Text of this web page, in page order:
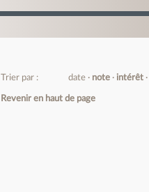
Trier par : date note intérêt
Revenir en haut de page